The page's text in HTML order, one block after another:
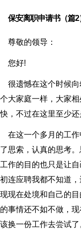
保安离职申请书（篇2
尊敬的领导：
您好!
很遗憾在这个时候
大家庭一样，大家
，不过在这里至少还
在这一个多月的工
思索，认真的思考
作的目的也只是让
连应聘我都不知道
现在处境和自己的
事情还不如不做，
换一份工作去尝试了